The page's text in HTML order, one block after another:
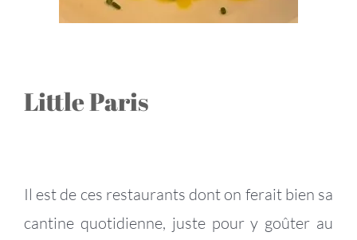
Little Paris
Il est de ces restaurants dont on ferait bien sa
cantine quotidienne, juste pour y goûter au